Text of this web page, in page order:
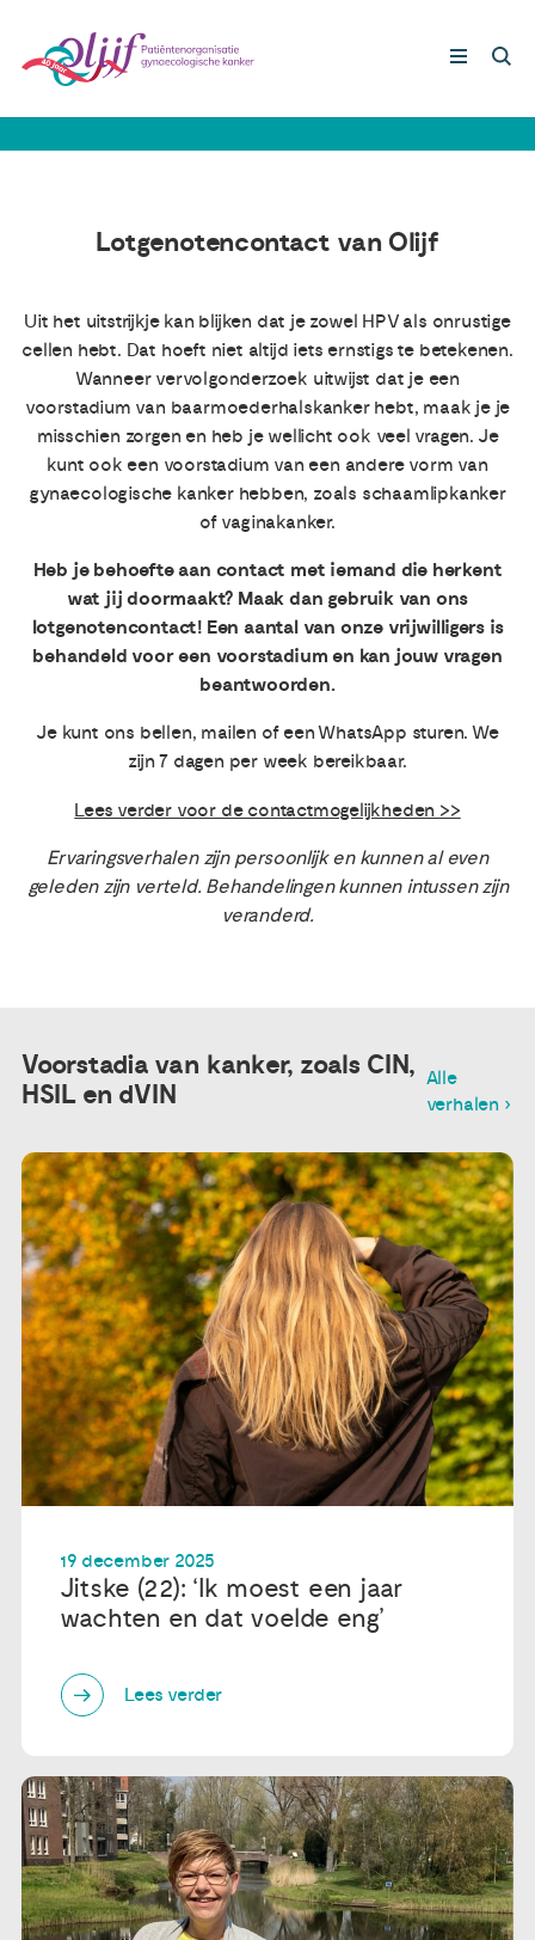
Nieuws
Publicaties
Ervaringsdeskundigheid
Over ons
Contact
Lotgenoten
Steun ons
Ervaringsverhalen voorstadium
van kanker
Lotgenotencontact van Olijf
Uit het uitstrijkje kan blijken dat je zowel HPV als onrustige
cellen hebt. Dat hoeft niet altijd iets ernstigs te betekenen.
Wanneer vervolgonderzoek uitwijst dat je een
voorstadium van baarmoederhalskanker hebt, maak je je
misschien zorgen en heb je wellicht ook veel vragen. Je
kunt ook een voorstadium van een andere vorm van
gynaecologische kanker hebben, zoals schaamlipkanker
of vaginakanker.
Heb je behoefte aan contact met iemand die herkent
wat jij doormaakt? Maak dan gebruik van ons
lotgenotencontact! Een aantal van onze vrijwilligers is
behandeld voor een voorstadium en kan jouw vragen
beantwoorden.
Je kunt ons bellen, mailen of een WhatsApp sturen. We
zijn 7 dagen per week bereikbaar.
Lees verder voor de contactmogelijkheden >>
Ervaringsverhalen zijn persoonlijk en kunnen al even
geleden zijn verteld. Behandelingen kunnen intussen zijn
veranderd.
Voorstadia van kanker, zoals CIN,
HSIL en dVIN
Alle
verhalen ›
19 december 2025
Jitske (22): ‘Ik moest een jaar
wachten en dat voelde eng’
Lees verder